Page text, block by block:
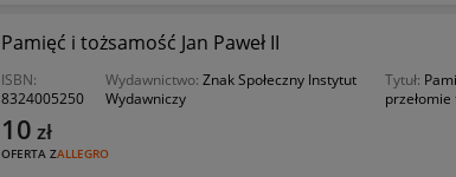
Pamięć i tożsamość Jan Paweł II
ISBN:
8324005250
Wydawnictwo:Znak Społeczny Instytut
Wydawniczy
Tytuł:
OFERTA ZALLEGRO
10 zł